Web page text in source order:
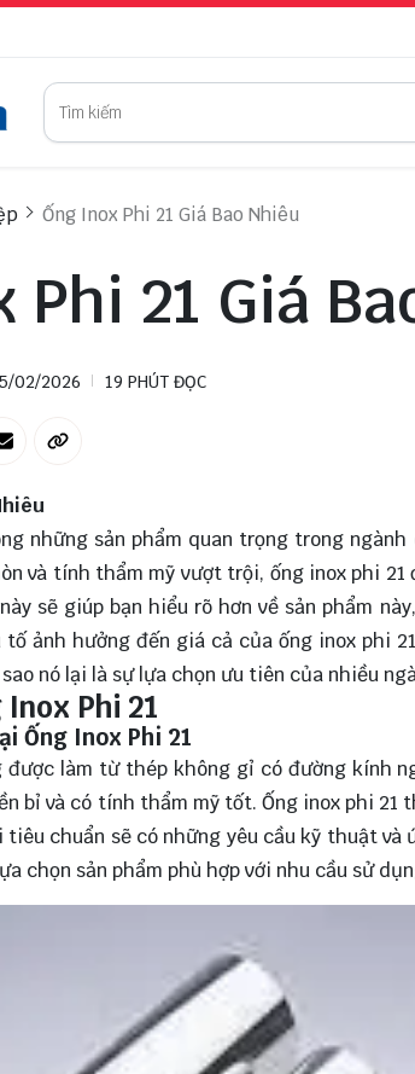
Ống Inox Phi 21 Giá Bao Nhiêu
Phi 21 Giá
02/2026 19 PHÚT ĐỌC
những sản phẩm quan trọng trong
và tính thẩm mỹ vượt trội, ống inox phi
sẽ giúp bạn hiểu rõ hơn về sản phẩm
ảnh hưởng đến giá cả của ống inox phi
nó lại là sự lựa chọn ưu tiên của nhiều
Inox Phi 21
Ống Inox Phi 21
được làm từ thép không gỉ có đường kính
bỉ và có tính thẩm mỹ tốt. Ống inox phi
tiêu chuẩn sẽ có những yêu cầu kỹ thuật
chọn sản phẩm phù hợp với nhu cầu sử